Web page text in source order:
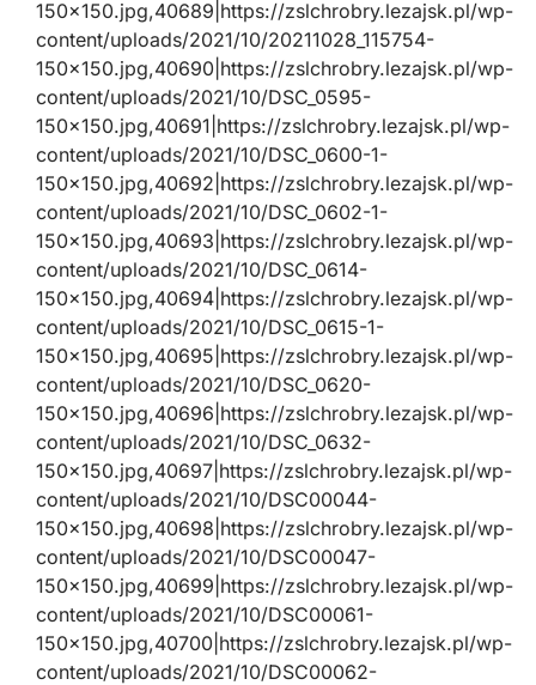
150×150.jpg,40689|https://zslchrobry.lezajsk.pl/wp-
content/uploads/2021/10/20211028_115754-
150×150.jpg,40690|https://zslchrobry.lezajsk.pl/wp-
content/uploads/2021/10/DSC_0595-
150×150.jpg,40691|https://zslchrobry.lezajsk.pl/wp-
content/uploads/2021/10/DSC_0600-1-
150×150.jpg,40692|https://zslchrobry.lezajsk.pl/wp-
content/uploads/2021/10/DSC_0602-1-
150×150.jpg,40693|https://zslchrobry.lezajsk.pl/wp-
content/uploads/2021/10/DSC_0614-
150×150.jpg,40694|https://zslchrobry.lezajsk.pl/wp-
content/uploads/2021/10/DSC_0615-1-
150×150.jpg,40695|https://zslchrobry.lezajsk.pl/wp-
content/uploads/2021/10/DSC_0620-
150×150.jpg,40696|https://zslchrobry.lezajsk.pl/wp-
content/uploads/2021/10/DSC_0632-
150×150.jpg,40697|https://zslchrobry.lezajsk.pl/wp-
content/uploads/2021/10/DSC00044-
150×150.jpg,40698|https://zslchrobry.lezajsk.pl/wp-
content/uploads/2021/10/DSC00047-
150×150.jpg,40699|https://zslchrobry.lezajsk.pl/wp-
content/uploads/2021/10/DSC00061-
150×150.jpg,40700|https://zslchrobry.lezajsk.pl/wp-
content/uploads/2021/10/DSC00062-